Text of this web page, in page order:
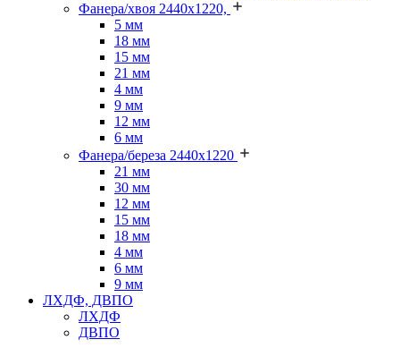
Фанера/хвоя 2440х1220,
5 мм
18 мм
15 мм
21 мм
4 мм
9 мм
12 мм
6 мм
Фанера/береза 2440х1220
21 мм
30 мм
12 мм
15 мм
18 мм
4 мм
6 мм
9 мм
ЛХДФ, ДВПО
ЛХДФ
ДВПО